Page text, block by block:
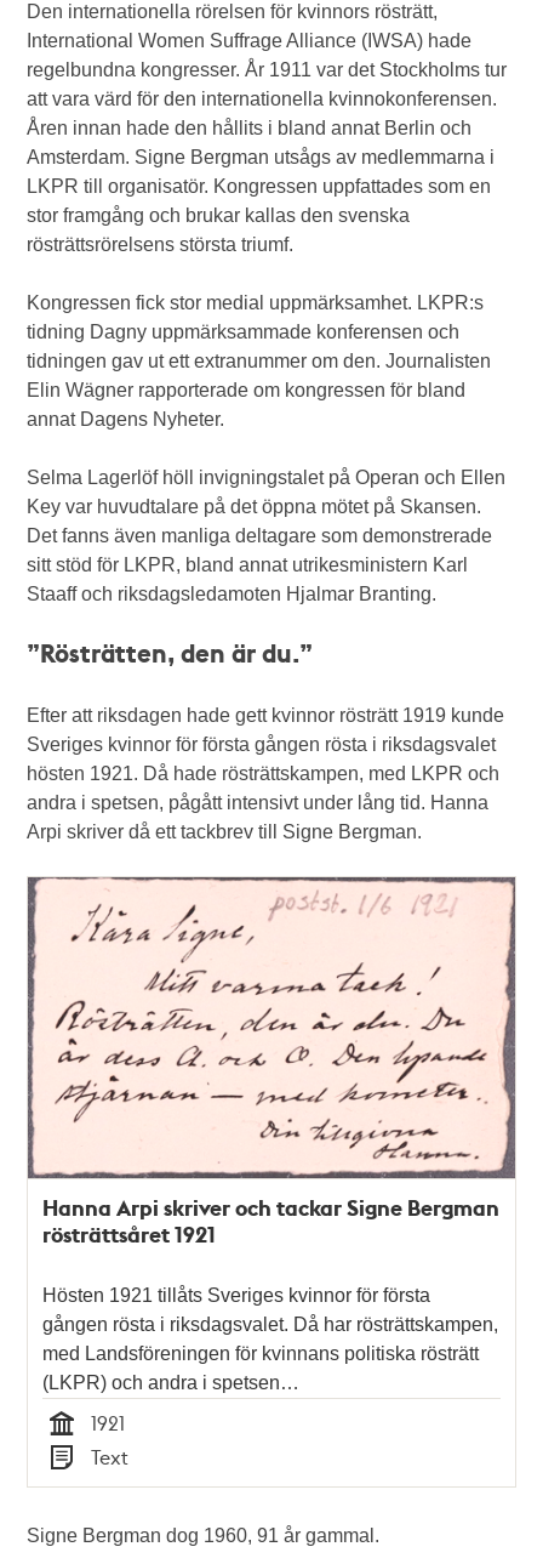
Den internationella rörelsen för kvinnors rösträtt,
International Women Suffrage Alliance (IWSA) hade
regelbundna kongresser. År 1911 var det Stockholms tur
att vara värd för den internationella kvinnokonferensen.
Åren innan hade den hållits i bland annat Berlin och
Amsterdam. Signe Bergman utsågs av medlemmarna i
LKPR till organisatör. Kongressen uppfattades som en
stor framgång och brukar kallas den svenska
rösträttsrörelsens största triumf.
Kongressen fick stor medial uppmärksamhet. LKPR:s
tidning Dagny uppmärksammade konferensen och
tidningen gav ut ett extranummer om den. Journalisten
Elin Wägner rapporterade om kongressen för bland
annat Dagens Nyheter.
Selma Lagerlöf höll invigningstalet på Operan och Ellen
Key var huvudtalare på det öppna mötet på Skansen.
Det fanns även manliga deltagare som demonstrerade
sitt stöd för LKPR, bland annat utrikesministern Karl
Staaff och riksdagsledamoten Hjalmar Branting.
”Rösträtten, den är du.”
Efter att riksdagen hade gett kvinnor rösträtt 1919 kunde
Sveriges kvinnor för första gången rösta i riksdagsvalet
hösten 1921. Då hade rösträttskampen, med LKPR och
andra i spetsen, pågått intensivt under lång tid. Hanna
Arpi skriver då ett tackbrev till Signe Bergman.
Hanna Arpi skriver och tackar Signe Bergman
rösträttsåret 1921
Hösten 1921 tillåts Sveriges kvinnor för första
gången rösta i riksdagsvalet. Då har rösträttskampen,
med Landsföreningen för kvinnans politiska rösträtt
(LKPR) och andra i spetsen…
Tid
1921
Typ
Text
Signe Bergman dog 1960, 91 år gammal.